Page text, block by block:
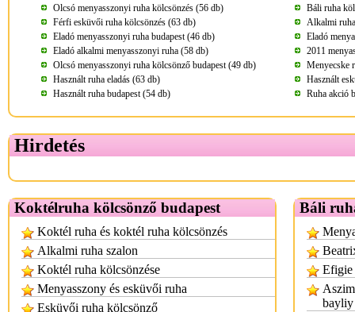
Olcsó menyasszonyi ruha kölcsönzés (56 db)
Báli ruha
Férfi esküvői ruha kölcsönzés (63 db)
Alkalmi
Eladó menyasszonyi ruha budapest (46 db)
Eladó
Eladó alkalmi menyasszonyi ruha (58 db)
2011
Olcsó menyasszonyi ruha kölcsönző budapest (49 db)
Menyecske
Használt ruha eladás (63 db)
Használt
Használt ruha budapest (54 db)
Ruha akció
Hirdetés
Koktélruha kölcsönző budapest
Koktél ruha és koktél ruha kölcsönzés
Alkalmi ruha szalon
Koktél ruha kölcsönzése
Menyasszony és esküvői ruha
Esküvői ruha kölcsönző
Báli
Efigie
bayliy